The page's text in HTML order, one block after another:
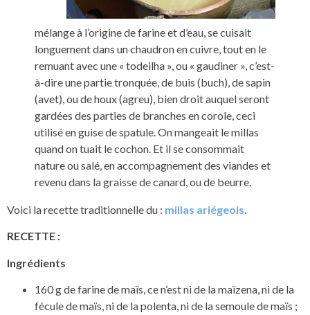
mélange à l’origine de farine et d’eau, se cuisait
longuement dans un chaudron en cuivre, tout en le
remuant avec une « todeilha », ou « gaudiner », c’est-
à-dire une partie tronquée, de buis (buch), de sapin
(avet), ou de houx (agreu), bien droit auquel seront
gardées des parties de branches en corole, ceci
utilisé en guise de spatule. On mangeait le millas
quand on tuait le cochon. Et il se consommait
nature ou salé, en accompagnement des viandes et
revenu dans la graisse de canard, ou de beurre.
Voici la recette traditionnelle du : millas ariégeois.
RECETTE :
Ingrédients
160 g de farine de maïs, ce n’est ni de la maïzena, ni de la
fécule de maïs, ni de la polenta, ni de la semoule de maïs ;